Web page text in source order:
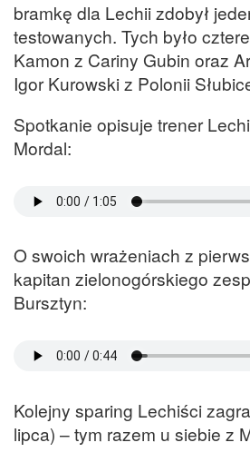
bramkę dla Lechii zdobył
testowanych. Tych było
Kamon z Cariny Gubin oraz
Igor Kurowski z Polonii
Spotkanie opisuje trener
Mordal:
O swoich wrażeniach z
kapitan zielonogórskiego
Bursztyn:
Kolejny sparing Lechiści
lipca) – tym razem u siebie z